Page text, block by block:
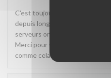
C'est toujours un plaisir de
depuis longtemps là carte de
serveurs ont toujours le
Merci pour votre qualité des
comme cela.